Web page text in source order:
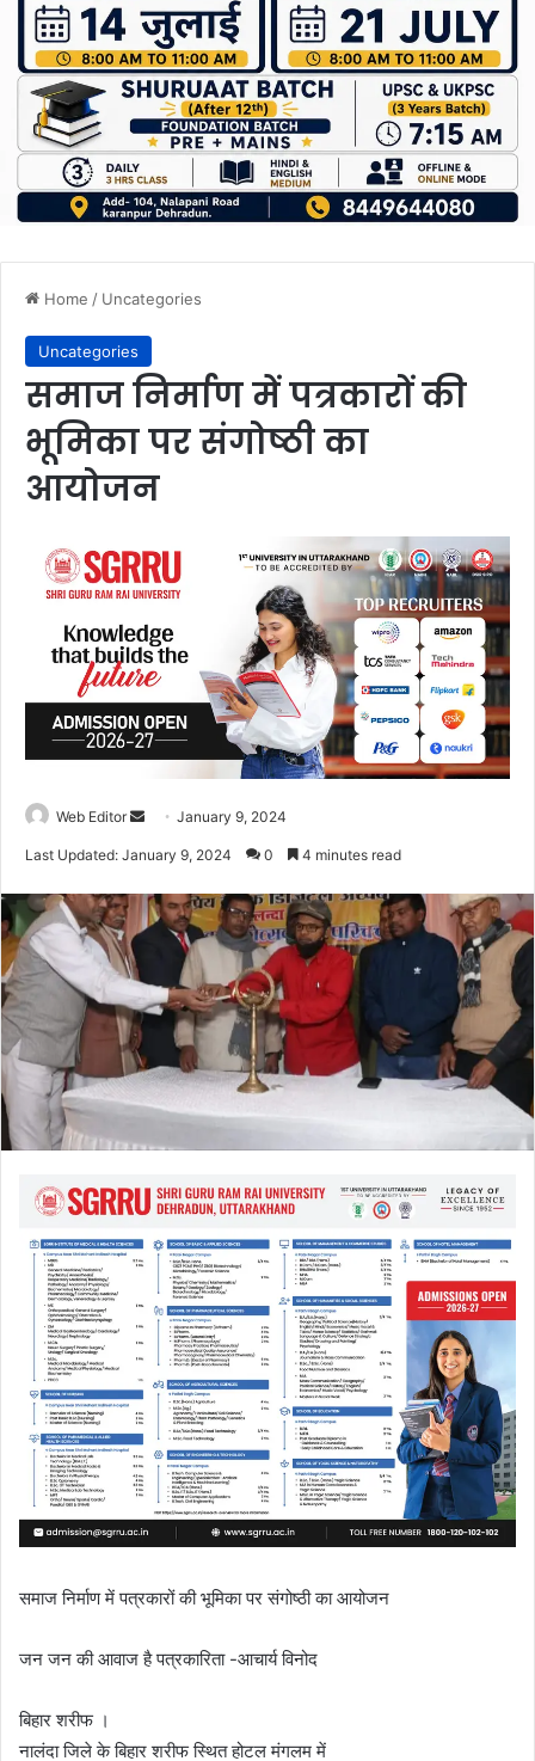
Home / Uncategories
Uncategories
समाज निर्माण में पत्रकारों की
भूमिका पर संगोष्ठी का
आयोजन
Web Editor
d
a
e
m
i
l
January 9, 2024
Last Updated: January 9, 2024 0 4 minutes read
समाज निर्माण में पत्रकारों की भूमिका पर संगोष्ठी का आयोजन
जन जन की आवाज है पत्रकारिता -आचार्य विनोद
बिहार शरीफ ।
नालंदा जिले के बिहार शरीफ स्थित होटल मंगलम में